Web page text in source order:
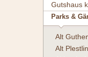
Gutshaus
Parks &
Alt
Alt Plestlin